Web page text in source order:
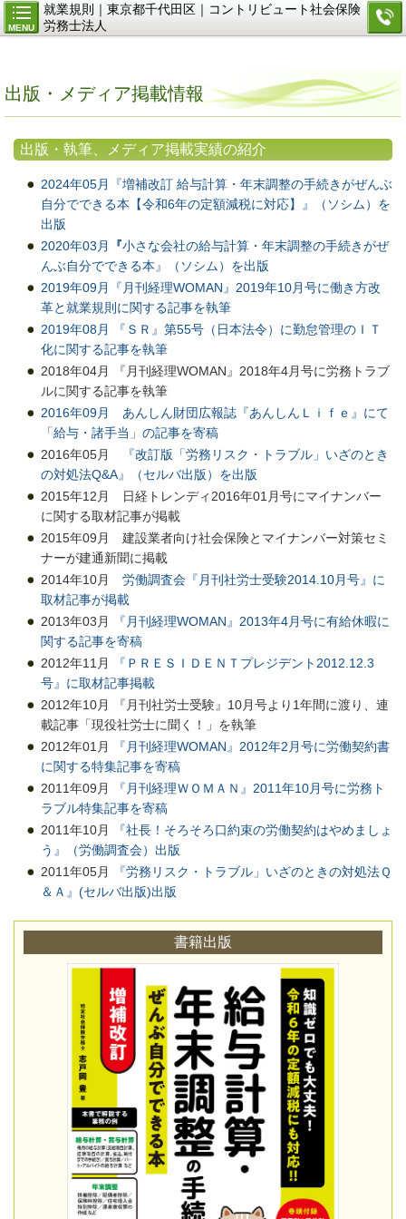
MENU
就業規則｜東京都千代田区｜コントリビュート社会保険
労務士法人
出版・メディア掲載情報
出版・執筆、メディア掲載実績の紹介
2024年05月『増補改訂 給与計算・年末調整の手続きがぜんぶ
自分でできる本【令和6年の定額減税に対応】』（ソシム）を
出版
2020年03月
『小さな会社の給与計算・年末調整の手続きがぜ
んぶ自分でできる本』（ソシム）を出版
2019年09月『月刊経理WOMAN』2019年10月号に働き方改
革と就業規則に関する記事を執筆
2019年08月 『ＳＲ』第55号（日本法令）に勤怠管理のＩＴ
化に関する記事を執筆
2018年04月 『月刊経理WOMAN』2018年4月号に労務トラブ
ルに関する記事を執筆
2016年09月 あんしん財団広報誌『あんしんＬｉｆｅ』にて
「給与・諸手当」の記事を寄稿
2016年05月
『改訂版「労務リスク・トラブル」いざのとき
の対処法Q&A』（セルバ出版）を出版
2015年12月 日経トレンディ2016年01月号にマイナンバー
に関する取材記事が掲載
2015年09月 建設業者向け社会保険とマイナンバー対策セミ
ナーが建通新聞に掲載
2014年10月 労働調査会『月刊社労士受験2014.10月号』に
取材記事が掲載
2013年03月
『月刊経理WOMAN』2013年4月号に有給休暇に
関する記事を寄稿
2012年11月
『ＰＲＥＳＩＤＥＮＴプレジデント2012.12.3
号』に取材記事掲載
2012年10月 『月刊社労士受験』10月号より1年間に渡り、連
載記事「現役社労士に聞く！」を執筆
2012年01月
『月刊経理WOMAN』2012年2月号に労働契約書
に関する特集記事を寄稿
2011年09月
『月刊経理ＷＯＭＡＮ』2011年10月号に労務ト
ラブル特集記事を寄稿
2011年10月
『社長！そろそろ口約束の労働契約はやめましょ
う』（労働調査会）出版
2011年05月
『労務リスク・トラブル」いざのときの対処法Ｑ
＆Ａ』(セルバ出版)出版
書籍出版